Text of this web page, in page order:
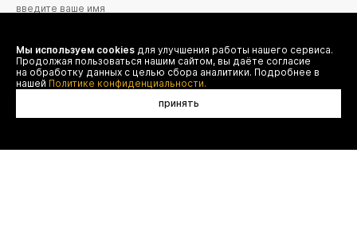
Я даю согласие на сбор, обработку и хранение моих
персональных данных (имя, email, телефон) для получения
рекламных и информационных рассылок от ООО 'БТ
Юнайтед', а также ознакомлен(а) с
Политикой конфиденциальности
Мы используем cookies для улучшения работы нашего сервиса.
Продолжая пользоваться нашим сайтом, вы даёте согласие
на обработку данных с целью сбора аналитики. Подробнее в
нашей Политике конфиденциальности.
принять